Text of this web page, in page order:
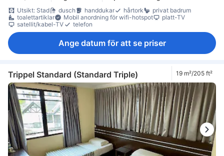
Utsikt: Stad
dusch handdukar hårtork
privat badrum
toalettartiklar
Mobil anordning för wifi-hotspot
platt-TV
satellit/kabel-TV
telefon
Ange datum för att se priser
Trippel Standard (Standard Triple) 19 m²/205 ft²